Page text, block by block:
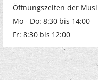
Öffnungszeiten der
Mo - Do: 8:30 bis 14:00
Fr: 8:30 bis 12:00